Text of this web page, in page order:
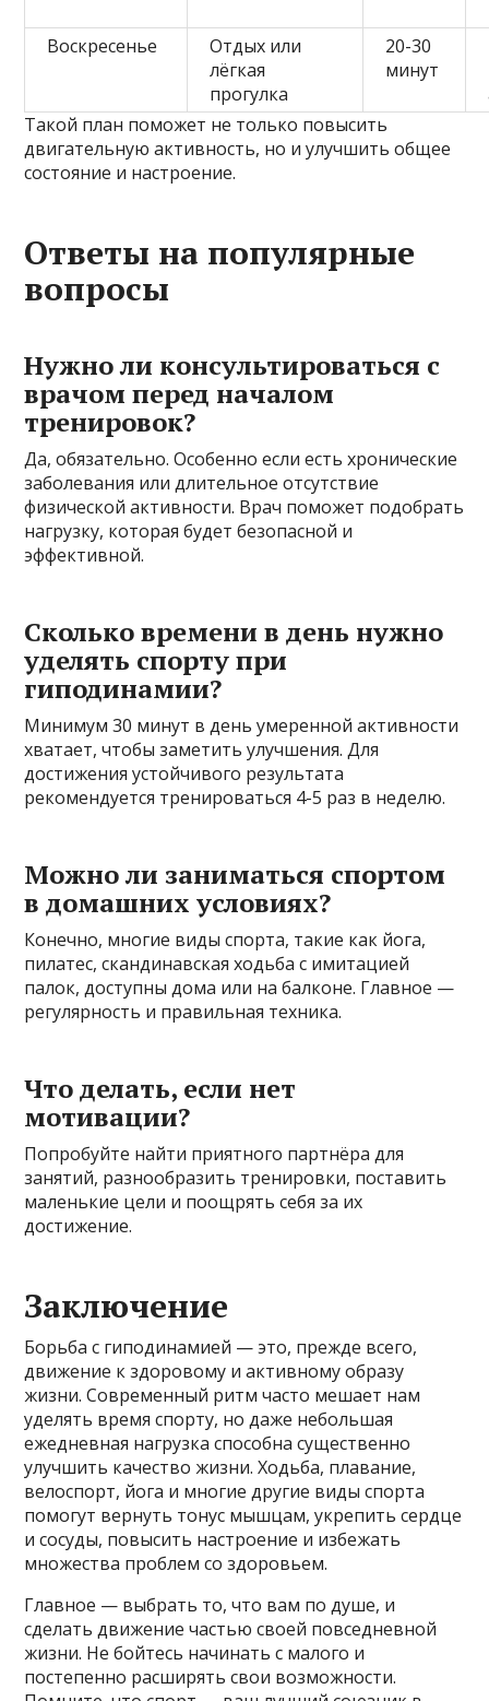
Воскресенье
Отдых или
лёгкая
прогулка
20-30
минут
Такой план поможет не только повысить
двигательную активность, но и улучшить общее
состояние и настроение.
Ответы на популярные
вопросы
Нужно ли консультироваться с
врачом перед началом
тренировок?
Да, обязательно. Особенно если есть хронические
заболевания или длительное отсутствие
физической активности. Врач поможет подобрать
нагрузку, которая будет безопасной и
эффективной.
Сколько времени в день нужно
уделять спорту при
гиподинамии?
Минимум 30 минут в день умеренной активности
хватает, чтобы заметить улучшения. Для
достижения устойчивого результата
рекомендуется тренироваться 4-5 раз в неделю.
Можно ли заниматься спортом
в домашних условиях?
Конечно, многие виды спорта, такие как йога,
пилатес, скандинавская ходьба с имитацией
палок, доступны дома или на балконе. Главное —
регулярность и правильная техника.
Что делать, если нет
мотивации?
Попробуйте найти приятного партнёра для
занятий, разнообразить тренировки, поставить
маленькие цели и поощрять себя за их
достижение.
Заключение
Борьба с гиподинамией — это, прежде всего,
движение к здоровому и активному образу
жизни. Современный ритм часто мешает нам
уделять время спорту, но даже небольшая
ежедневная нагрузка способна существенно
улучшить качество жизни. Ходьба, плавание,
велоспорт, йога и многие другие виды спорта
помогут вернуть тонус мышцам, укрепить сердце
и сосуды, повысить настроение и избежать
множества проблем со здоровьем.
Главное — выбрать то, что вам по душе, и
сделать движение частью своей повседневной
жизни. Не бойтесь начинать с малого и
постепенно расширять свои возможности.